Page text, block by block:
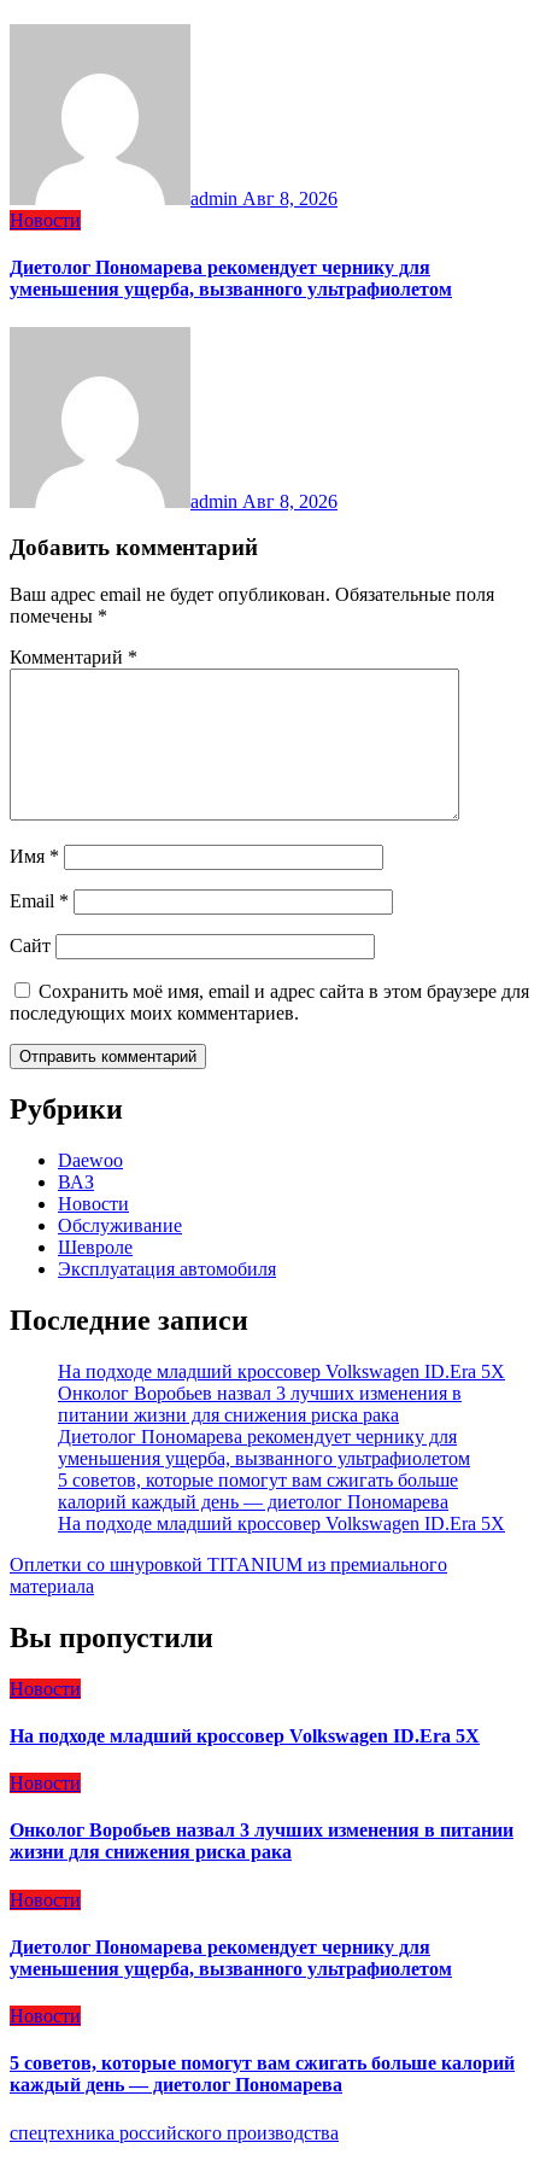
admin Авг 8, 2026
Новости
Диетолог Пономарева рекомендует чернику для
уменьшения ущерба, вызванного ультрафиолетом
admin Авг 8, 2026
Добавить комментарий
Ваш адрес email не будет опубликован. Обязательные поля
помечены *
Комментарий *
Имя *
Email *
Сайт
Сохранить моё имя, email и адрес сайта в этом браузере для
последующих моих комментариев.
Рубрики
Daewoo
ВАЗ
Новости
Обслуживание
Шевроле
Эксплуатация автомобиля
Последние записи
На подходе младший кроссовер Volkswagen ID.Era 5X
Онколог Воробьев назвал 3 лучших изменения в
питании жизни для снижения риска рака
Диетолог Пономарева рекомендует чернику для
уменьшения ущерба, вызванного ультрафиолетом
5 советов, которые помогут вам сжигать больше
калорий каждый день — диетолог Пономарева
На подходе младший кроссовер Volkswagen ID.Era 5X
Оплетки со шнуровкой TITANIUM из премиального
материала
Вы пропустили
Новости
На подходе младший кроссовер Volkswagen ID.Era 5X
Новости
Онколог Воробьев назвал 3 лучших изменения в питании
жизни для снижения риска рака
Новости
Диетолог Пономарева рекомендует чернику для
уменьшения ущерба, вызванного ультрафиолетом
Новости
5 советов, которые помогут вам сжигать больше калорий
каждый день — диетолог Пономарева
спецтехника российского производства